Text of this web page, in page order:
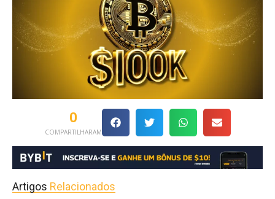
COMPARTILHARAM
0
Artigos Relacionados